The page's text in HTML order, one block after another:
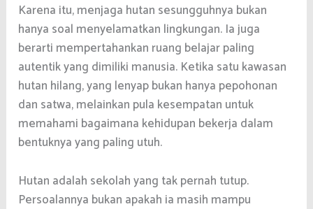
Karena itu, menjaga hutan sesungguhnya bukan
hanya soal menyelamatkan lingkungan. Ia juga
berarti mempertahankan ruang belajar paling
autentik yang dimiliki manusia. Ketika satu kawasan
hutan hilang, yang lenyap bukan hanya pepohonan
dan satwa, melainkan pula kesempatan untuk
memahami bagaimana kehidupan bekerja dalam
bentuknya yang paling utuh.
Hutan adalah sekolah yang tak pernah tutup.
Persoalannya bukan apakah ia masih mampu